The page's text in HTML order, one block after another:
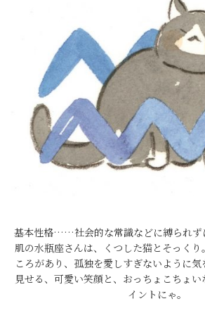
基本性格……社会的な常識などに縛られず
肌の水瓶座さんは、くつした猫とそっくり
ころがあり、孤独を愛しすぎないように
見せる、可愛い笑顔と、おっちょこちょ
イントにゃ。